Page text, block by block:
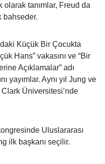
tanımlar, Freud da
bahseder.
Küçük Bir Çocukta
Hans” vakasını ve “Bir
Açıklamalar” adı
yayımlar. Aynı yıl Jung ve
Üniversitesi’nde
Uluslararası
ilk başkanı seçilir.